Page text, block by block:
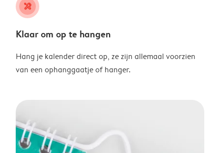
tools
Klaar om op te hangen
Hang je kalender direct op, ze zijn allemaal voorzien
van een ophanggaatje of hanger.